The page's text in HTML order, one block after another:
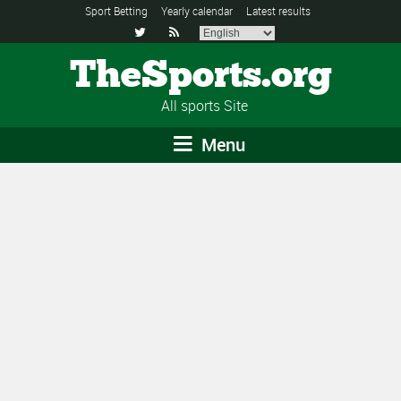
Sport Betting Yearly calendar Latest results
 
TheSports.org
All sports Site
Menu